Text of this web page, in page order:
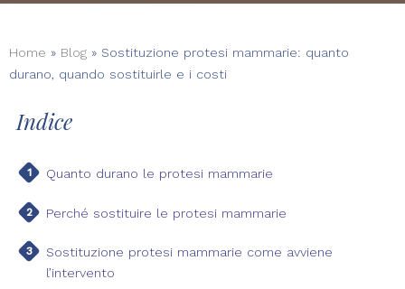
Home » Blog » Sostituzione protesi mammarie: quanto
durano, quando sostituirle e i costi
Indice
Quanto durano le protesi mammarie
Perché sostituire le protesi mammarie
Sostituzione protesi mammarie come avviene
l’intervento